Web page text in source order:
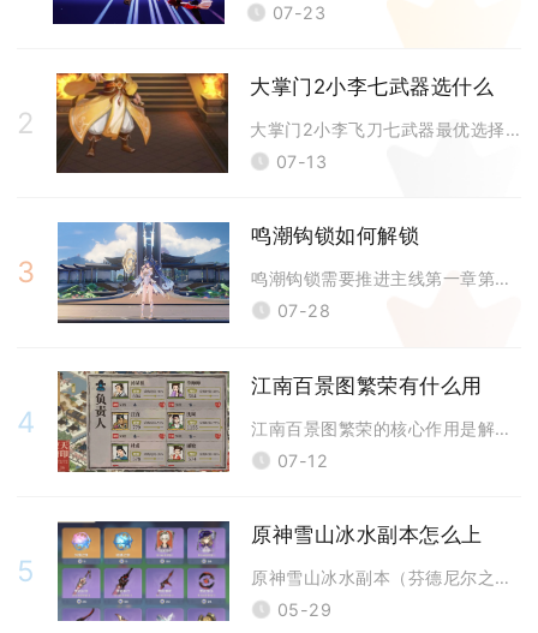
07-23
2
大掌门2小李七武器选什么
大掌门2小李飞刀七武器最优选择以天机、贪狼、破军为主力三件核心，搭配七
07-13
3
鸣潮钩锁如何解锁
鸣潮钩锁需要推进主线第一章第一幕嘤鸣初相召，抵达华胥研究所剧情节点后自
07-28
4
江南百景图繁荣有什么用
江南百景图繁荣的核心作用是解锁更多民宅、扩充城市劳动力，同步提升铜钱税
07-12
5
原神雪山冰水副本怎么上
原神雪山冰水副本（芬德尼尔之顶）需完成“山中之物”任务、解封三块冰封碎
05-29